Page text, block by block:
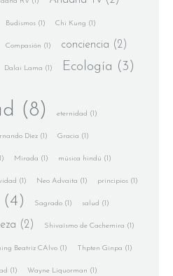
Budismos (1) Chi Kung (1)
Compasión (1) conciencia (2)
Dalai Lama (1) Ecología (3)
(8) eternidad (1)
Díez (1) Gracia (1)
Mirada (1) música hindú (1)
(1) Neo Advaita (1) principios (1)
(4) Sagrado (1) salud (1)
(2) Shivaísmo de Cachemira (1)
Beatriz CAlvo (1) Thpten Ginpa (1)
(1) Wayne Liquorman (1)